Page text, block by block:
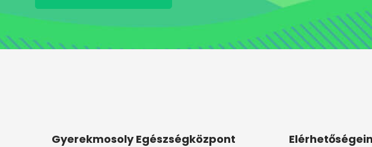
Gyerekmosoly Egészségközpont